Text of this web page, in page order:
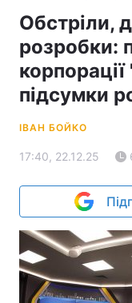
Обстріли,
розробки:
підсумки
ІВАН БОЙКО
17:40, 22.12.25